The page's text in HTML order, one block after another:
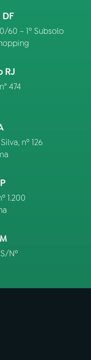
60 – 1º Subsolo
RJ
474
nº 126
1.200
Nº